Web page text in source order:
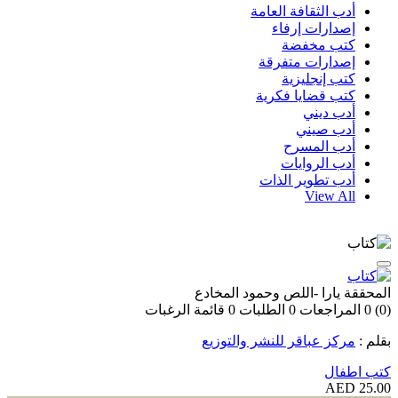
أدب الثقافة العامة
إصدارات إرفاء
كتب مخفضة
إصدارات متفرقة
كتب إنجليزية
كتب قضايا فكرية
أدب ديني
أدب صيني
أدب المسرح
أدب الروايات
أدب تطوير الذات
View All
المحققة يارا -اللص وحمود المخادع
(0)
0 المراجعات 0 الطلبات 0 قائمة الرغبات
بقلم : مركز عباقر للنشر والتوزيع
كتب اطفال
25.00 AED